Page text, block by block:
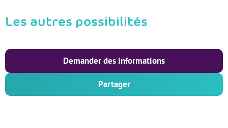
Demander des informations
Partager
Les autres possibilités